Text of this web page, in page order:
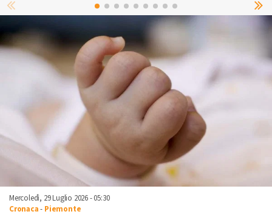
Mercoledì, 29 Luglio 2026 - 05:30
Cronaca- Piemonte